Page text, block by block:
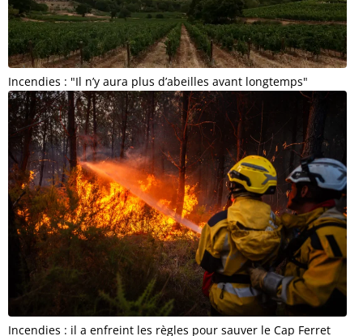
Incendies : "Il n’y aura plus d’abeilles avant longtemps"
Incendies : il a enfreint les règles pour sauver le Cap Ferret